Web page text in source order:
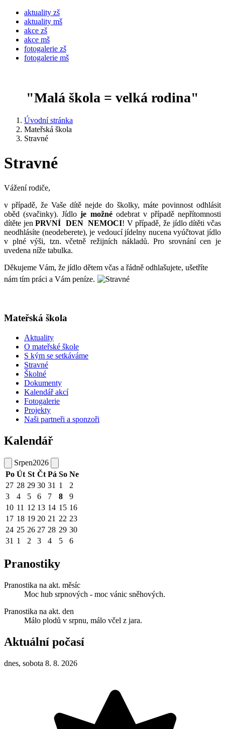
aktuality zš
aktuality mš
akce zš
akce mš
fotogalerie zš
fotogalerie mš
"Malá škola = velká rodina"
Úvodní stránka
Mateřská škola
Stravné
Stravné
Vážení rodiče,
v případě, že Vaše dítě nejde do školky, máte povinnost odhlásit
oběd (svačinky). Jídloje možnéodebrat v případě nepřítomnosti
dítěte jenPRVNÍ DEN NEMOCI! V případě, že jídlo dítěti včas
neodhlásíte (neodeberete), je vedoucí jídelny nucena vyúčtovat jídlo
v plné výši, tzn. včetně režijních nákladů. Pro srovnání cen je
uvedena níže tabulka.
Děkujeme Vám, že jídlo dětem včas a řádně odhlašujete, ušetříte
nám tím práci a Vám peníze.
Mateřská škola
Aktuality
O mateřské škole
S kým se setkáváme
Stravné
Školné
Dokumenty
Kalendář akcí
Fotogalerie
Projekty
Naši partneři a sponzoři
Kalendář
Srpen2026
Po Út St Čt Pá So Ne
27 28 29 30 31 1
2
3
4 5 6 7 8
9
10 11 12 13 14 15 16
17 18 19 20 21 22 23
24 25 26 27 28 29 30
31 1 2 3 4 5 6
Pranostiky
Pranostika na akt. měsíc
Moc hub srpnových - moc vánic sněhových.
Pranostika na akt. den
Málo plodů v srpnu, málo včel z jara.
Aktuální počasí
dnes, sobota 8. 8. 2026